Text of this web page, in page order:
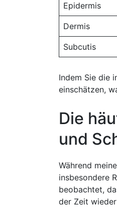
Epidermis
Dermis
Subcutis
Indem Sie die⁢
einschätzen,⁢
Die
und
Während
insbesondere
beobachtet,
der Zeit